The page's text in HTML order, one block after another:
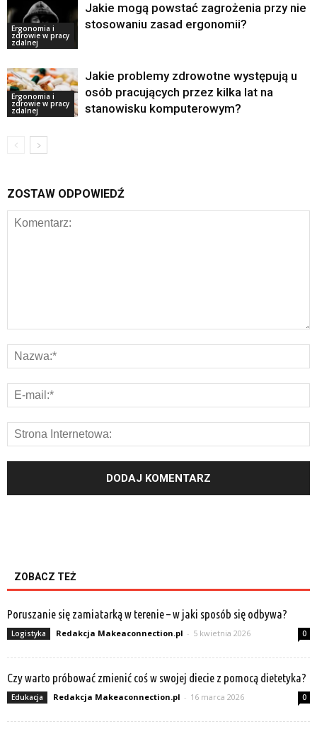
Ergonomia i
zdrowie w pracy
zdalnej
Jakie mogą powstać zagrożenia przy nie
stosowaniu zasad ergonomii?
Ergonomia i
zdrowie w pracy
zdalnej
Jakie problemy zdrowotne występują u
osób pracujących przez kilka lat na
stanowisku komputerowym?
ZOSTAW ODPOWIEDŹ
ZOBACZ TEŻ
Poruszanie się zamiatarką w terenie – w jaki sposób się odbywa?
Logistyka Redakcja Makeaconnection.pl - 5 kwietnia 2026 0
Czy warto próbować zmienić coś w swojej diecie z pomocą dietetyka?
Edukacja Redakcja Makeaconnection.pl - 16 marca 2026 0